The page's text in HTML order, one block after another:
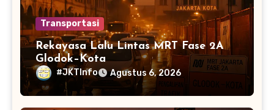
Transportasi
Rekayasa Lalu Lintas MRT Fase 2A
Glodok–Kota
#JKTInfo Agustus 6, 2026